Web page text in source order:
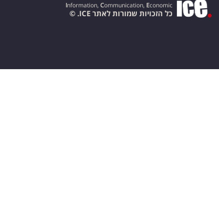
Information, Communication, Economic
כל הזכויות שמורות לאתר ICE. ©